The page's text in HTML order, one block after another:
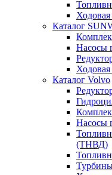
Ходовая
Каталог
Насосы
Ходовая
Каталог Volvo
Насосы
(ТНВД)